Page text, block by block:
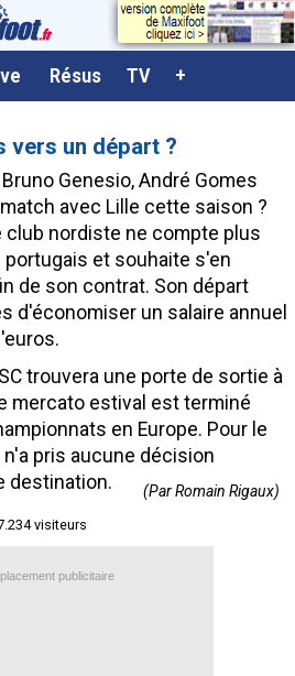
Résus TV +
vers un départ ?
Genesio, André Gomes
avec Lille cette saison ?
club nordiste ne compte plus
et souhaite s'en
de son contrat. Son départ
d'économiser un salaire annuel
trouvera une porte de sortie à
mercato estival est terminé
en Europe. Pour le
pris aucune décision
destination.
(Par Romain Rigaux)
visiteurs
publicitaire